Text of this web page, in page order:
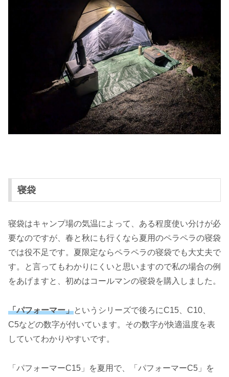
寝袋
寝袋はキャンプ場の気温によって、ある程度使い分けが必
要なのですが、春と秋にも行くなら夏用のペラペラの寝袋
では役不足です。夏限定ならペラペラの寝袋でも大丈夫で
す。と言ってもわかりにくいと思いますので私の場合の例
をあげますと、初めはコールマンの寝袋を購入しました。
「パフォーマー」というシリーズで後ろにC15、C10、
C5などの数字が付いています。その数字が快適温度を表
していてわかりやすいです。
「パフォーマーC15」を夏用で、「パフォーマーC5」を